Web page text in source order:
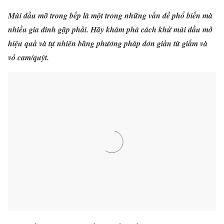
Mùi dầu mỡ trong bếp là một trong những vấn đề phổ biến mà
nhiều gia đình gặp phải. Hãy khám phá cách khử mùi dầu mở
hiệu quả và tự nhiên bằng phương pháp đơn giản từ giấm và
vỏ cam/quýt.